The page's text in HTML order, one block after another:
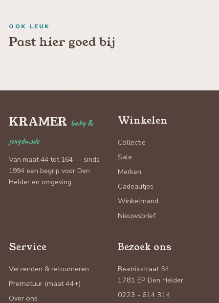
OOK LEUK
Past hier goed bij
KRAMER baby &
jeugdmode
Van maat 44 tot 164 — sinds
1994 een begrip voor Den
Helder en omgeving.
Winkelen
Collectie
Sale
Merken
Cadeautjes
Winkelmand
Nieuwsbrief
Service
Verzenden & retourneren
Prematuur (maat 44+)
Over ons
Bezoek ons
Beatrixstraat 54
1781 EP Den Helder
0223 - 614 314